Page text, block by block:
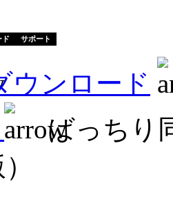
ド サポート
ウンロード
ばっちり